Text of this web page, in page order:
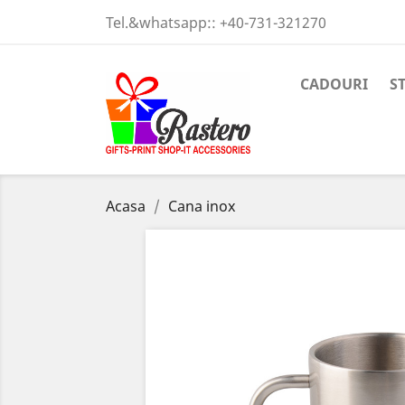
Tel.&whatsapp:: +40-731-321270
CADOURI
Acasa Cana inox